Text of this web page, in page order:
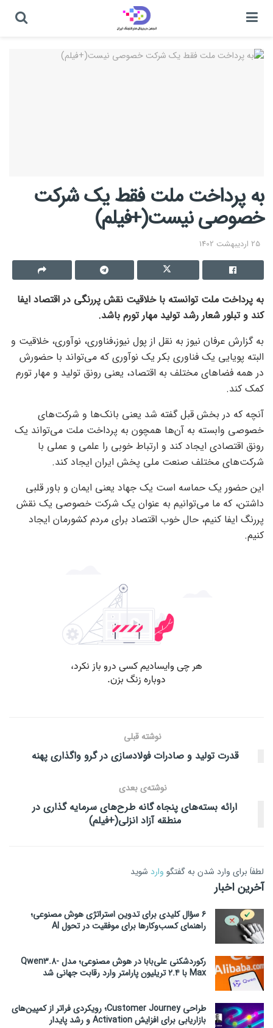
به پرداخت ملت فقط یک شرکت
خصوصی نیست(+فیلم)
25 اردیبهشت 1402
به پرداخت ملت توانسته با خلاقیت نقش پررنگی در اقتصاد ایفا
کند و تبلور شعار رشد تولید مهار تورم باشد.
به گزارش عرفان نیوز به نقل از پول نیوز،فناوری، نوآوری، خلاقیت و
البته پویایی یک فناوری بکر یک نوآوری که می‌تواند با حضورش
در همه فضا‌های مختلف به اقتصاد، یعنی رونق تولید و مهار تورم
کمک کند.
آنچه که در بخش قبل گفته شد یعنی بانک‌ها و شرکت‌های
خصوصی وابسته به آن‌ها همچون به پرداخت ملت می‌تواند یک
رونق اقتصادی ایجاد کند و ارتباط خوبی را علمی و عملی با
شرکت‌های مختلف صنعت ملی پخش ایران ایجاد کند.
این حضور یک حماسه است یک جهاد یعنی ایمان و باور قلبی
داشتن، که ما می‌توانیم به عنوان یک شرکت خصوصی یک نقش
پررنگ ایفا کنیم، حال خوب اقتصاد برای مردم کشورمان ایجاد
کنیم.
نوشته قبلی
قدرت تولید و صادرات فولادسازی در گرو واگذاری پهنه
نوشته‌ی بعدی
ارائه بسته‌های پنجاه گانه طرح‌های سرمایه گذاری در
منطقه آزاد انزلی(+فیلم)
لطفاَ برای وارد شدن به گفتگو وارد شوید
آخرین اخبار
۶ سؤال کلیدی برای تدوین استراتژی هوش مصنوعی؛
راهنمای کسب‌وکارها برای موفقیت در تحول AI
رکوردشکنی علی‌بابا در هوش مصنوعی؛ مدل Qwen3.8-
Max با ۲.۴ تریلیون پارامتر وارد رقابت جهانی شد
طراحی Customer Journey؛ رویکردی فراتر از کمپین‌های
بازاریابی برای افزایش Activation و رشد پایدار